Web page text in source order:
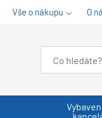
Vše o nákupu O